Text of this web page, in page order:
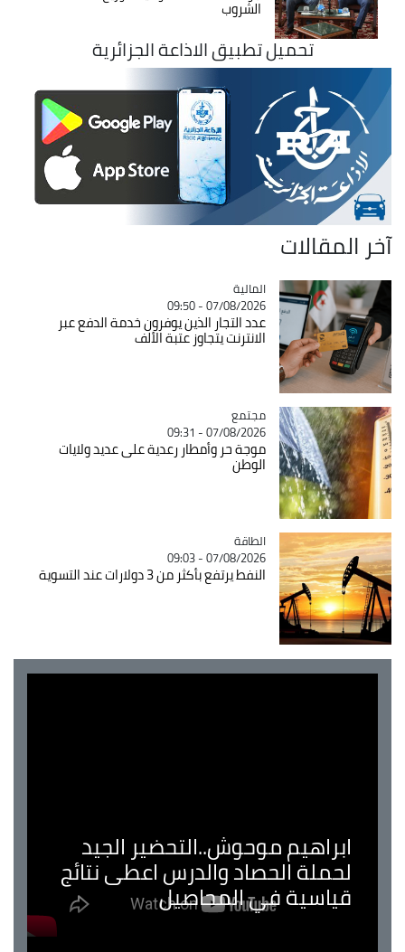
الشروب
تحميل تطبيق الاذاعة الجزائرية
آخر المقالات
Catégorie
المالية
07/08/2026 - 09:50
عدد التجار الذين يوفرون خدمة الدفع عبر
الانترنت يتجاوز عتبة الألف
Catégorie
مجتمع
07/08/2026 - 09:31
موجة حر وأمطار رعدية على عديد ولايات
الوطن
Catégorie
الطاقة
07/08/2026 - 09:03
النفط يرتفع بأكثر من 3 دولارات عند التسوية
ابراهيم موحوش..التحضير الجيد
لحملة الحصاد والدرس اعطى نتائج
قياسية في المحاصيل